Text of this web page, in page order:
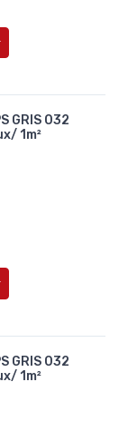
GRIS 032
1m²
GRIS 032
1m²